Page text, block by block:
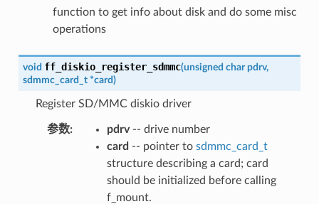
function to get info about disk and do some misc
operations
void ff_diskio_register_sdmmc(unsigned char pdrv,
sdmmc_card_t *card)
Register SD/MMC diskio driver
参数: pdrv-- drive number
card -- pointer to sdmmc_card_t
structure describing a card; card
should be initialized before calling
f_mount.